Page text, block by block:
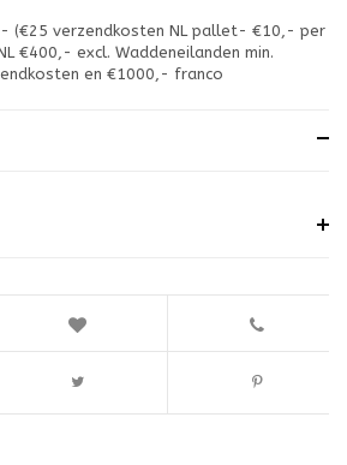
(€25 verzendkosten NL pallet- €10,- per
€400,- excl. Waddeneilanden min.
en €1000,- franco